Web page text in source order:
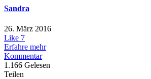
Sandra
26. März 2016
Like 7
Erfahre mehr
Kommentar
1.166 Gelesen
Teilen